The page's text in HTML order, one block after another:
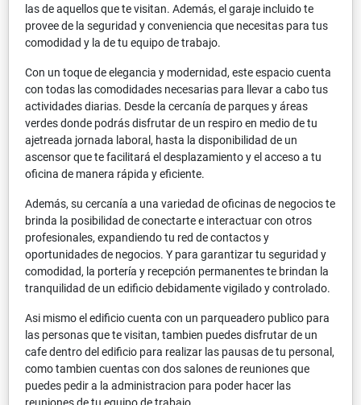
las de aquellos que te visitan. Además, el garaje incluido te
provee de la seguridad y conveniencia que necesitas para tus
comodidad y la de tu equipo de trabajo.
Con un toque de elegancia y modernidad, este espacio cuenta
con todas las comodidades necesarias para llevar a cabo tus
actividades diarias. Desde la cercanía de parques y áreas
verdes donde podrás disfrutar de un respiro en medio de tu
ajetreada jornada laboral, hasta la disponibilidad de un
ascensor que te facilitará el desplazamiento y el acceso a tu
oficina de manera rápida y eficiente.
Además, su cercanía a una variedad de oficinas de negocios te
brinda la posibilidad de conectarte e interactuar con otros
profesionales, expandiendo tu red de contactos y
oportunidades de negocios. Y para garantizar tu seguridad y
comodidad, la portería y recepción permanentes te brindan la
tranquilidad de un edificio debidamente vigilado y controlado.
Asi mismo el edificio cuenta con un parqueadero publico para
las personas que te visitan, tambien puedes disfrutar de un
cafe dentro del edificio para realizar las pausas de tu personal,
como tambien cuentas con dos salones de reuniones que
puedes pedir a la administracion para poder hacer las